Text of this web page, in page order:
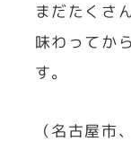
まだたくさ
味わってか
す。
（名古屋市